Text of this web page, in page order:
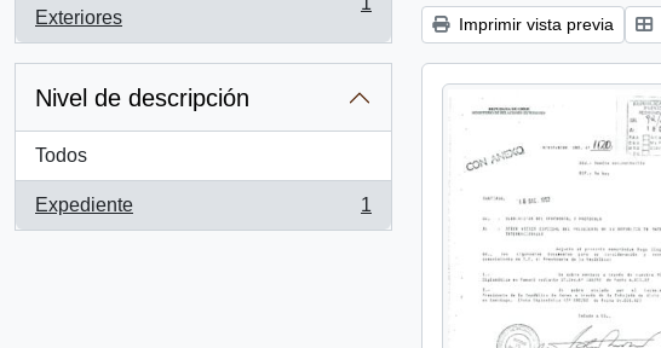
Exteriores
, 1 resultados
Nivel de descripción
Todos
Expediente
, 1 resultados
1
Imprimir vista previa